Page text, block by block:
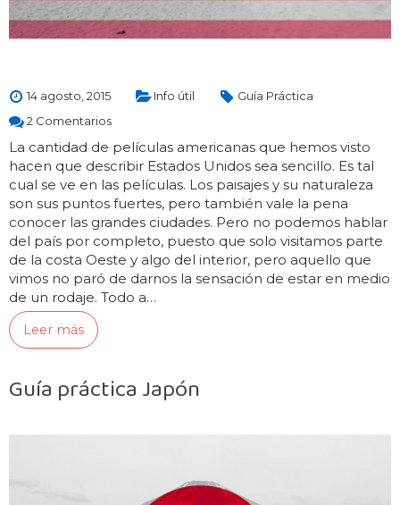
14 agosto, 2015 Info útil
Guía Práctica
2 Comentarios
La cantidad de películas americanas que hemos visto
hacen que describir Estados Unidos sea sencillo. Es tal
cual se ve en las películas. Los paisajes y su naturaleza
son sus puntos fuertes, pero también vale la pena
conocer las grandes ciudades. Pero no podemos hablar
del país por completo, puesto que solo visitamos parte
de la costa Oeste y algo del interior, pero aquello que
vimos no paró de darnos la sensación de estar en medio
de un rodaje. Todo a…
Leer más
Guía práctica Japón